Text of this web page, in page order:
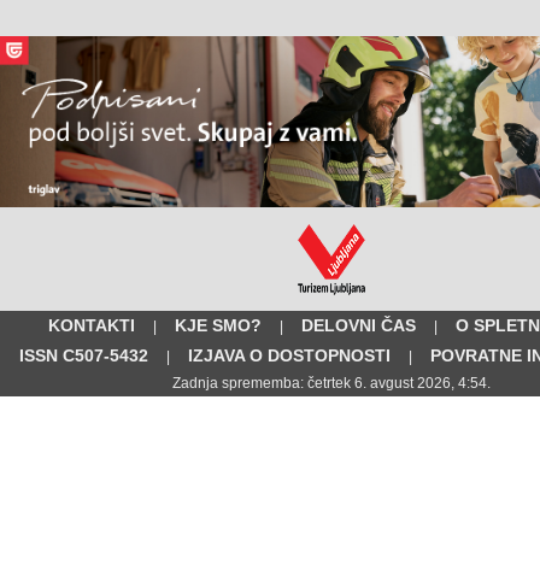
KONTAKTI | KJE SMO? | DELOVNI ČAS |
O
ISSN C507-5432
| IZJAVA O DOSTOPNOSTI | POVRATNE
Zadnja sprememba: četrtek 6. avgust 2026, 4:54.